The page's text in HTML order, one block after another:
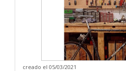
creado el 05/03/2021